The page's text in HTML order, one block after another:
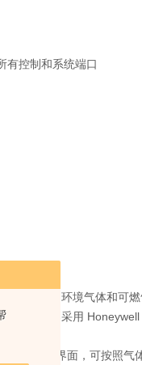
有控制和系统端口
有气体、环境气体和可
体探测器采用
交互式界面，可按照气